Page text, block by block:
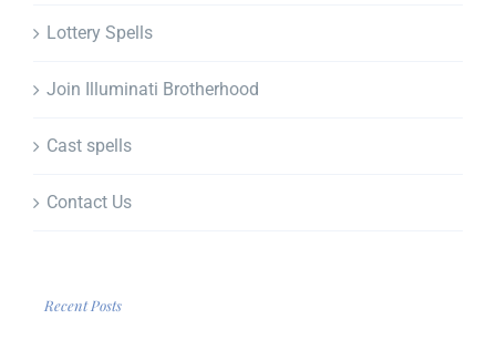
Lottery Spells
Join Illuminati Brotherhood
Cast spells
Contact Us
Recent Posts